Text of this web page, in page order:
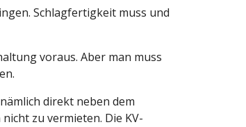
Schlagfertigkeit muss und
voraus. Aber man muss
direkt neben dem
zu vermieten. Die KV-